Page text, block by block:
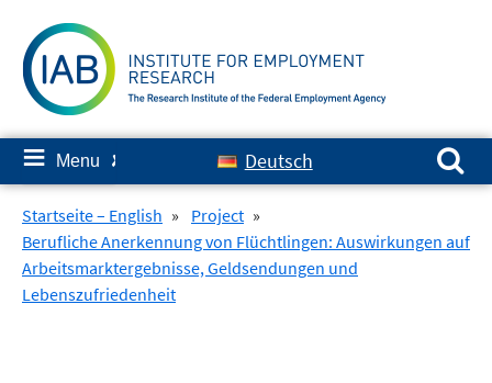
content
≡ Menu ✘ Deutsch
Search for:
Startseite – English » Project »
Berufliche Anerkennung von Flüchtlingen: Auswirkungen auf
Arbeitsmarktergebnisse, Geldsendungen und
Lebenszufriedenheit